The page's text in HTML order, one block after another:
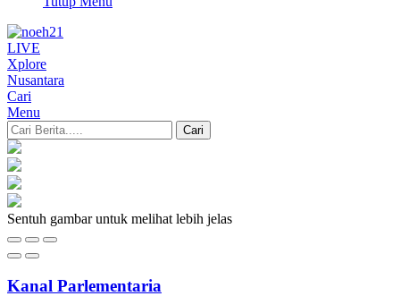
LIVE
Xplore
Nusantara
Cari
Menu
Cari
Sentuh gambar untuk melihat lebih jelas
Kanal Parlementaria